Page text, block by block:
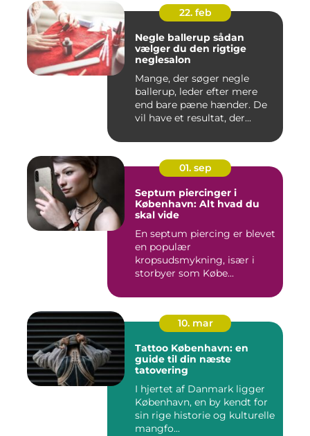
22. feb
Negle ballerup sådan
vælger du den rigtige
neglesalon
Mange, der søger negle
ballerup, leder efter mere
end bare pæne hænder. De
vil have et resultat, der...
01. sep
Septum piercinger i
København: Alt hvad du
skal vide
En septum piercing er blevet
en populær
kropsudsmykning, især i
storbyer som Købe...
10. mar
Tattoo København: en
guide til din næste
tatovering
I hjertet af Danmark ligger
København, en by kendt for
sin rige historie og kulturelle
mangfo...